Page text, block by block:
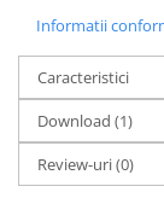
Senzori
Întrerupt. autom.
max.1600A
Intreruptoare
Accesorii
Protectii cu
Informatii
Caracteristici
Download (1)
Review-uri(0)